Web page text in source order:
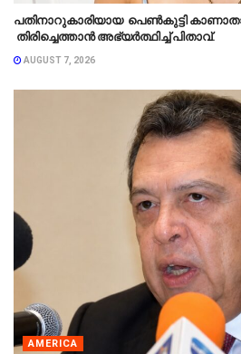
പതിനാറുകാരിയായ പെൺകുട്ടി
തിരിച്ചെത്താൻ അഭ്യർത്ഥിച്ച് പിതാവ്.
AUGUST 7, 2026
AMERICA